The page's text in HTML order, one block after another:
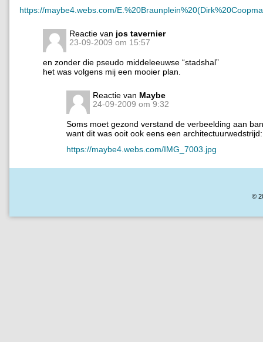
https://maybe4.webs.com/
Reactie van jos tavernier
23-09-2009 om 15:57
en zonder die pseudo middeleeuwse “stadshal”
het was volgens mij een mooier plan.
Reactie van Maybe
24-09-2009 om 9:32
Soms moet gezond verstand de verbeelding aan
want dit was ooit ook eens een architectuurwedstrijd:
https://maybe4.webs.com/IMG_7003.jpg
©